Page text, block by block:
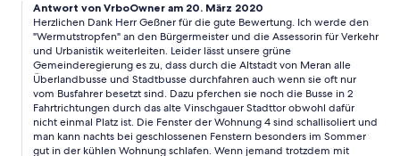
Antwort von VrboOwner am 20. März 2020
Herzlichen Dank Herr Geßner für die gute Bewertung. Ich werde den
"Wermutstropfen" an den Bürgermeister und die Assessorin für Verkehr
und Urbanistik weiterleiten. Leider lässt unsere grüne
Gemeinderegierung es zu, dass durch die Altstadt von Meran alle
Überlandbusse und Stadtbusse durchfahren auch wenn sie oft nur
vom Busfahrer besetzt sind. Dazu pferchen sie noch die Busse in 2
Fahrtrichtungen durch das alte Vinschgauer Stadttor obwohl dafür
nicht einmal Platz ist. Die Fenster der Wohnung 4 sind schallisoliert und
man kann nachts bei geschlossenen Fenstern besonders im Sommer
gut in der kühlen Wohnung schlafen. Wenn jemand trotzdem mit